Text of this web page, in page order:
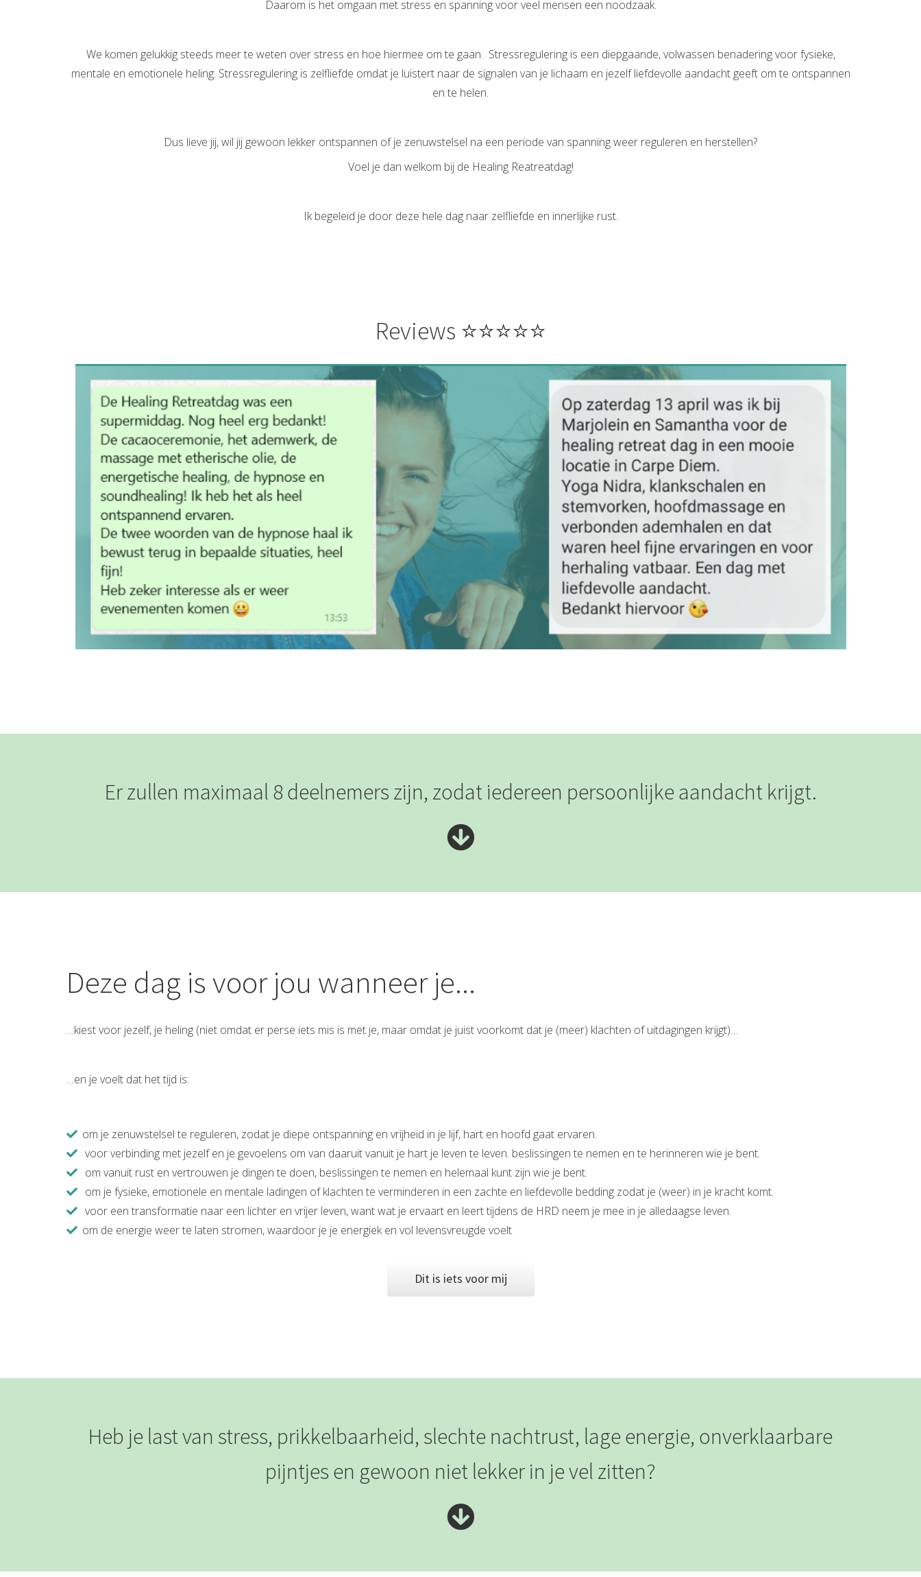
Daarom is het omgaan met stress en spanning voor veel mensen een noodzaak.
We komen gelukkig steeds meer te weten over stress en hoe hiermee om te gaan. Stressregulering is een diepgaande, volwassen benadering voor fysieke,
mentale en emotionele heling. Stressregulering is zelfliefde omdat je luistert naar de signalen van je lichaam en jezelf liefdevolle aandacht geeft om te ontspannen
en te helen.
Dus lieve jij, wil jij gewoon lekker ontspannen of je zenuwstelsel na een periode van spanning weer reguleren en herstellen?
Voel je dan welkom bij de Healing Reatreatdag!
Ik begeleid je door deze hele dag naar zelfliefde en innerlijke rust.
Reviews ⭐⭐⭐⭐⭐
Er zullen maximaal 8 deelnemers zijn, zodat iedereen persoonlijke aandacht krijgt.
Deze dag is voor jou wanneer je...
…kiest voor jezelf, je heling (niet omdat er perse iets mis is met je, maar omdat je juist voorkomt dat je (meer) klachten of uitdagingen krijgt)…
…en je voelt dat het tijd is:
om je zenuwstelsel te reguleren, zodat je diepe ontspanning en vrijheid in je lijf, hart en hoofd gaat ervaren.
voor verbinding met jezelf en je gevoelens om van daaruit vanuit je hart je leven te leven. beslissingen te nemen en te herinneren wie je bent.
om vanuit rust en vertrouwen je dingen te doen, beslissingen te nemen en helemaal kunt zijn wie je bent.
om je fysieke, emotionele en mentale ladingen of klachten te verminderen in een zachte en liefdevolle bedding zodat je (weer) in je kracht komt.
voor een transformatie naar een lichter en vrijer leven, want wat je ervaart en leert tijdens de HRD neem je mee in je alledaagse leven.
om de energie weer te laten stromen, waardoor je je energiek en vol levensvreugde voelt
Dit is iets voor mij
Heb je last van stress, prikkelbaarheid, slechte nachtrust, lage energie, onverklaarbare
pijntjes en gewoon niet lekker in je vel zitten?